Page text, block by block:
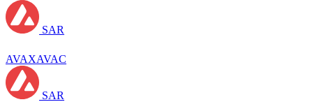
SAR
AVAXAVAC
SAR